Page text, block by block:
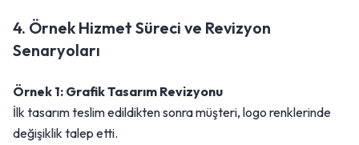
4. Örnek Hizmet Süreci ve Revizyon
Senaryoları
Örnek 1: Grafik Tasarım Revizyonu
İlk tasarım teslim edildikten sonra müşteri, logo renklerinde
değişiklik talep etti.